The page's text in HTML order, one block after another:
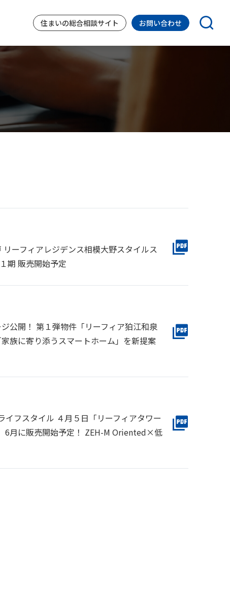
住まいの総合相談サイト お問い合わせ
ーフィアレジデンス相模大野スタイルス
期 販売開始予定
公開！ 第１弾物件「リーフィア狛江和泉
族に寄り添うスマートホーム」を新提案
イフスタイル ４月５日「リーフィアタワー
6月に販売開始予定！ ZEH-M Oriented×低